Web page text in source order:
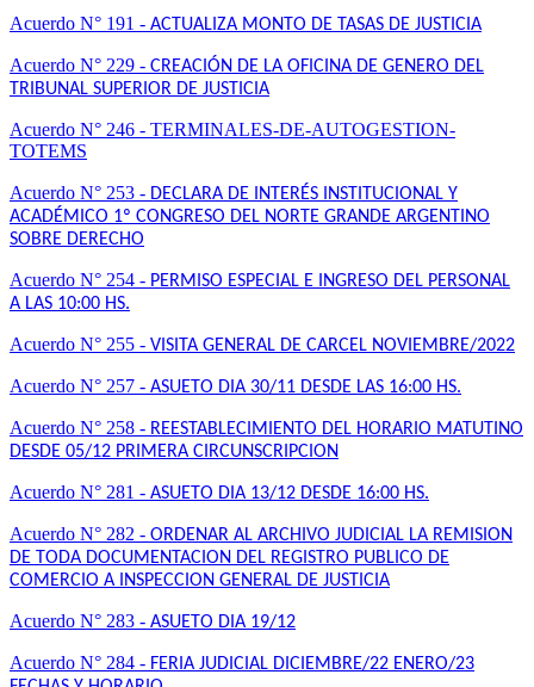
Acuerdo N° 191 - ACTUALIZA MONTO DE TASAS DE JUSTICIA
Acuerdo N° 229 - CREACIÓN DE LA OFICINA DE GENERO DEL
TRIBUNAL SUPERIOR DE JUSTICIA
Acuerdo N° 246 - TERMINALES-DE-AUTOGESTION-
TOTEMS
Acuerdo N° 253 - DECLARA DE INTERÉS INSTITUCIONAL Y
ACADÉMICO 1º CONGRESO DEL NORTE GRANDE ARGENTINO
SOBRE DERECHO
Acuerdo N° 254 - PERMISO ESPECIAL E INGRESO DEL PERSONAL
A LAS 10:00 HS.
Acuerdo N° 255 - VISITA GENERAL DE CARCEL NOVIEMBRE/2022
Acuerdo N° 257 - ASUETO DIA 30/11 DESDE LAS 16:00 HS.
Acuerdo N° 258 - REESTABLECIMIENTO DEL HORARIO MATUTINO
DESDE 05/12 PRIMERA CIRCUNSCRIPCION
Acuerdo N° 281 - ASUETO DIA 13/12 DESDE 16:00 HS.
Acuerdo N° 282 - ORDENAR AL ARCHIVO JUDICIAL LA REMISION
DE TODA DOCUMENTACION DEL REGISTRO PUBLICO DE
COMERCIO A INSPECCION GENERAL DE JUSTICIA
Acuerdo N° 283 - ASUETO DIA 19/12
Acuerdo N° 284 - FERIA JUDICIAL DICIEMBRE/22 ENERO/23